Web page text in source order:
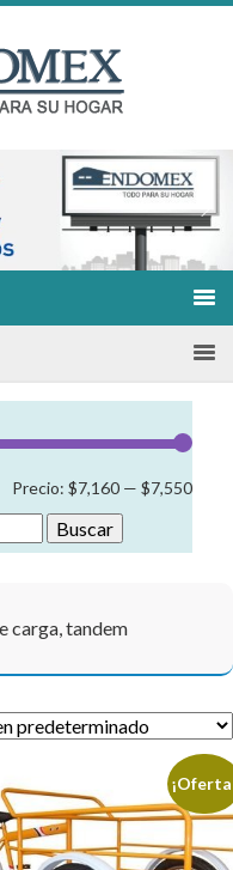
Precio:$7,160 —$7,550
Buscar
carga, tandem